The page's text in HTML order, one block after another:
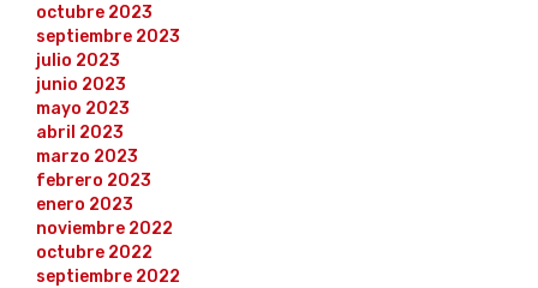
octubre 2023
septiembre 2023
julio 2023
junio 2023
mayo 2023
abril 2023
marzo 2023
febrero 2023
enero 2023
noviembre 2022
octubre 2022
septiembre 2022